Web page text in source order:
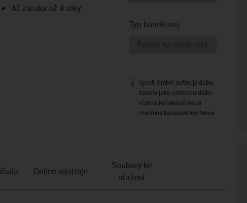
Až záruka až 4 roky
Typ konektoru
igus-icon-info
igus® GmbH definuje délku
kabelu jako celkovou délku
včetně konektorů nebo
otevřené kabelové konfekce.
Online nástroje
Soubory ke
stažení